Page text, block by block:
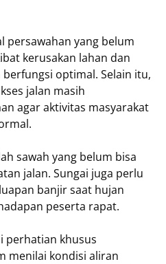
persawahan yang belum
kerusakan lahan dan
optimal. Selain itu,
jalan masih
agar aktivitas masyarakat
sawah yang belum bisa
jalan. Sungai juga perlu
banjir saat hujan
peserta rapat.
perhatian khusus
menilai kondisi aliran